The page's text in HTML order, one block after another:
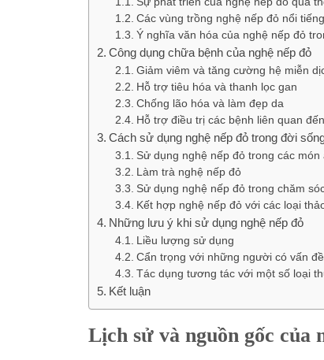
Các vùng trồng nghệ nếp đỏ nổi tiếng
Ý nghĩa văn hóa của nghệ nếp đỏ
Công dụng chữa bệnh của nghệ nếp đỏ
Giảm viêm và tăng cường hệ miễn
Hỗ trợ tiêu hóa và thanh lọc gan
Chống lão hóa và làm đẹp da
Hỗ trợ điều trị các bệnh liên quan
Cách sử dụng nghệ nếp đỏ trong đời
Sử dụng nghệ nếp đỏ trong các món
Làm trà nghệ nếp đỏ
Sử dụng nghệ nếp đỏ trong chăm
Kết hợp nghệ nếp đỏ với các loại
Những lưu ý khi sử dụng nghệ nếp đỏ
Liều lượng sử dụng
Cẩn trọng với những người có vấn
Tác dụng tương tác với một số loại
Kết luận
Lịch sử và nguồn gốc của